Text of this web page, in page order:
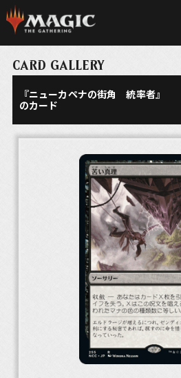
CARD GALLERY
『ニューカペナの街角 統率者』
のカード